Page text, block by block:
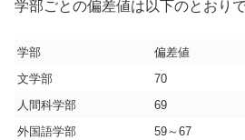
学部ごとの偏差値は以下のとおりで
学部
偏差値
文学部
70
人間科学部
69
外国語学部
59～67